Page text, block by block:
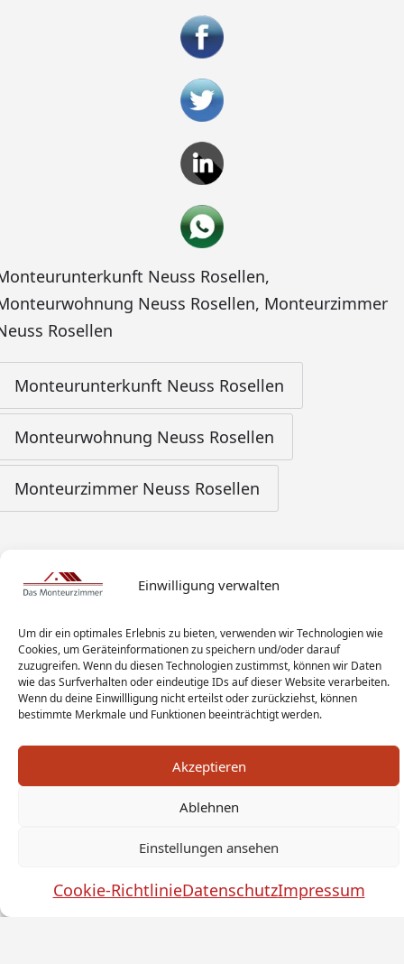
Einwilligung verwalten
Um dir ein optimales Erlebnis zu bieten, verwenden wir Technologien wie
Cookies, um Geräteinformationen zu speichern und/oder darauf
zuzugreifen. Wenn du diesen Technologien zustimmst, können wir Daten
wie das Surfverhalten oder eindeutige IDs auf dieser Website verarbeiten.
Wenn du deine Einwillligung nicht erteilst oder zurückziehst, können
bestimmte Merkmale und Funktionen beeinträchtigt werden.
Akzeptieren
Ablehnen
Einstellungen ansehen
Cookie-RichtlinieDatenschutzImpressum
Neuss Rosellen,
Neuss Rosellen, Monteurzimmer
Rosellen
Monteurunterkunft Neuss Rosellen
Monteurwohnung Neuss Rosellen
Monteurzimmer Neuss Rosellen
Impressum
Haftungsausschluss AGB
Widerrufsbelehrung
Monteurwohnung Berlin News